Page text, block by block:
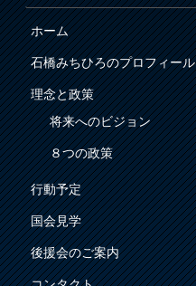
ホーム
石橋みちひろのプロフィール
理念と政策
将来へのビジョン
８つの政策
行動予定
国会見学
後援会のご案内